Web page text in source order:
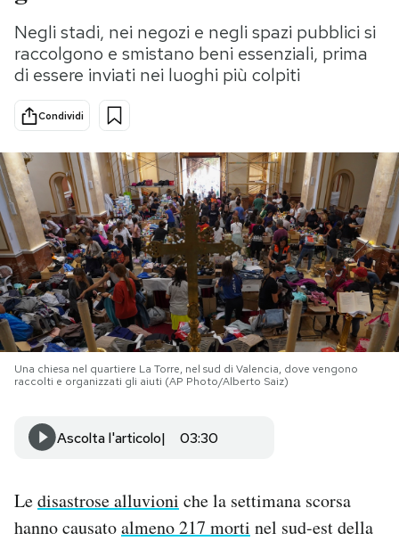
Scienza
Cultura
Sport
Media
Europa
PODCAST
NEWSLETTER
I MIEI PREFERITI
SHOP
CALENDARIO
AREA PERSONALE
Area Personale
Negli stadi, nei negozi e negli spazi pubblici si
raccolgono e smistano beni essenziali, prima
di essere inviati nei luoghi più colpiti
Condividi
Una chiesa nel quartiere La Torre, nel sud di Valencia, dove vengono
raccolti e organizzati gli aiuti (AP Photo/Alberto Saiz)
Ascolta l'articolo 03:30
Ledisastrose alluvioni che la settimana scorsa
hanno causatoalmeno 217 morti nel sud-est della